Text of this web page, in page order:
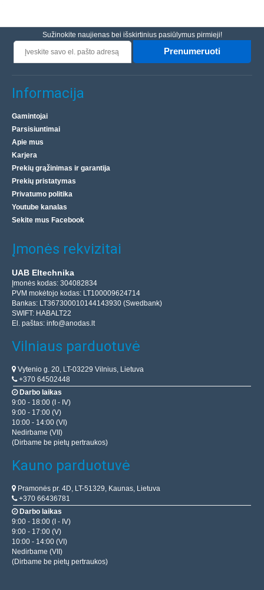
Sužinokite naujienas bei išskirtinius pasiūlymus pirmieji!
Prenumeruoti
Informacija
Gamintojai
Parsisiuntimai
Apie mus
Karjera
Prekių grąžinimas ir garantija
Prekių pristatymas
Privatumo politika
Youtube kanalas
Sekite mus Facebook
Įmonės rekvizitai
UAB Eltechnika
Įmonės kodas: 304082834
PVM mokėtojo kodas: LT100009624714
Bankas: LT367300010144143930 (Swedbank)
SWIFT: HABALT22
El. paštas: info@anodas.lt
Vilniaus parduotuvė
Vytenio g. 20, LT-03229 Vilnius, Lietuva
+370 64502448
Darbo laikas
9:00 - 18:00 (I - IV)
9:00 - 17:00 (V)
10:00 - 14:00 (VI)
Nedirbame (VII)
(Dirbame be pietų pertraukos)
Kauno parduotuvė
Pramonės pr. 4D, LT-51329, Kaunas, Lietuva
+370 66436781
Darbo laikas
9:00 - 18:00 (I - IV)
9:00 - 17:00 (V)
10:00 - 14:00 (VI)
Nedirbame (VII)
(Dirbame be pietų pertraukos)